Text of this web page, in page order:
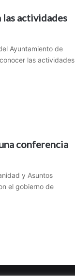
las actividades
Ayuntamiento de
las actividades
conferencia
y Asuntos
el gobierno de